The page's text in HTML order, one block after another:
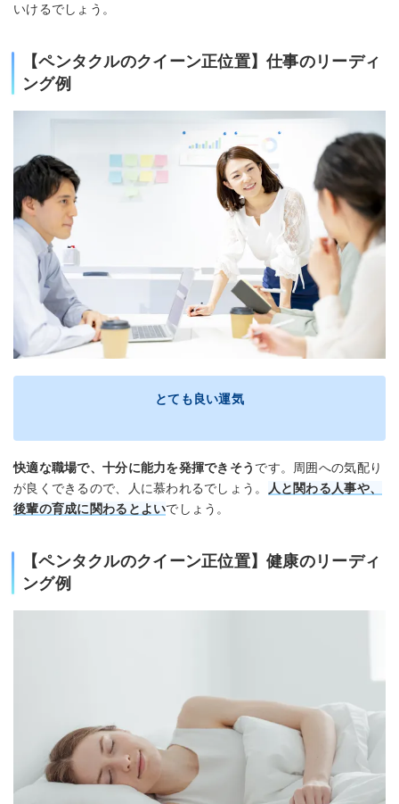
いけるでしょう。
【ペンタクルのクイーン正位置】仕事のリーディ
ング例
とても良い運気
快適な職場で、十分に能力を発揮できそう です。周囲への気配り
が良くできるので、人に慕われるでしょう。
人と関わる人事や、
後輩の育成に関わるとよいでしょう。
【ペンタクルのクイーン正位置】健康のリーディ
ング例